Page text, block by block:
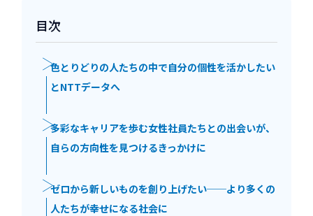
目次
色とりどりの人たちの中で自分の個性を活かしたい
とNTTデータへ
多彩なキャリアを歩む女性社員たちとの出会いが、
自らの方向性を見つけるきっかけに
ゼロから新しいものを創り上げたい──より多くの
人たちが幸せになる社会に